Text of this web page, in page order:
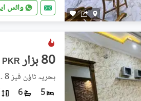
واٹس
PKR 80 ہزار
5
6